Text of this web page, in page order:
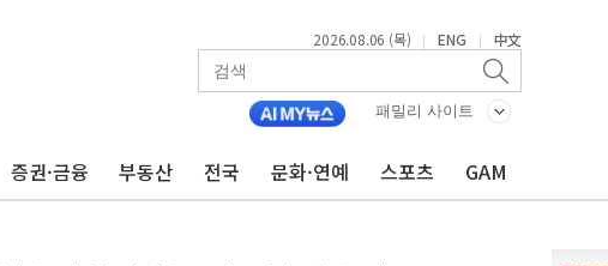
2026.08.06 (목) | ENG | 中文
패밀리 사이트
증권·금융 부동산 전국 문화·연예 스포츠 GAM